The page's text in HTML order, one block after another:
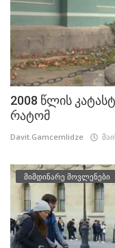
2008 წლის
რატომ
Davit.Gamcemlidze
მიმდინარე მოვლენები